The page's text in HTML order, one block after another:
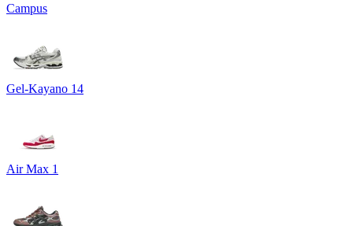
Campus
Gel-Kayano 14
Air Max 1